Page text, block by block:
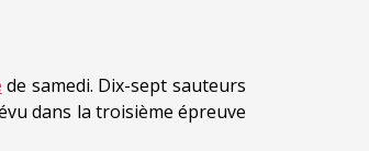
de samedi. Dix-sept sauteurs
dans la troisième épreuve